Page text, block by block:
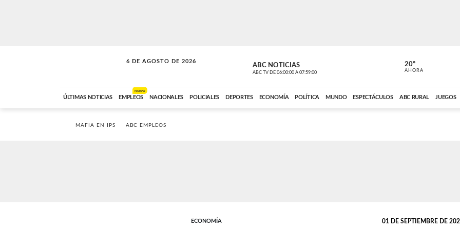
6 DE AGOSTO DE 2026
LA INCONDICIONAL ABC NOTICIAS
ABC TV DE 06:00:00 A 07:59:00 ABC CARDINAL
20º
AHORA
ÚLTIMAS NOTICIAS EMPLEOS
NUEVO
NACIONALES POLICIALES DEPORTES ECONOMÍA POLÍTICA MUNDO ESPECTÁCULOS ABC RURAL JUEGOS
MAFIA EN IPS ABC EMPLEOS
ECONOMÍA 01 DE SEPTIEMBRE DE